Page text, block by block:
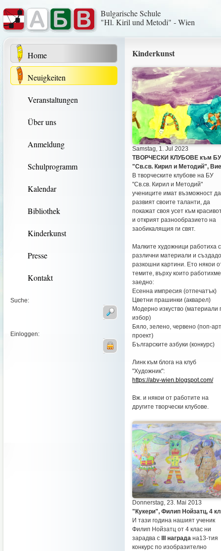
Bulgarische Schule
"Hl. Kiril und Metodi" - Wien
Home
Neuigkeiten
Veranstaltungen
Über uns
Anmeldung
Schulprogramm
Kalendar
Bibliothek
Kinderkunst
Presse
Kontakt
Suche:
Einloggen:
Kinderkunst
Samstag, 1. Jul 2023
ТВОРЧЕСКИ КЛУБОВЕ към БУ
"Св.св. Кирил и Методий",
В творческите клубове на БУ
"Св.св. Кирил и Методий"
учениците имат възможност да
развият своите таланти, да
покажат своя усет към
и открият разнообразието на
заобикалящия ги свят.
Малките художници работиха с
различни материали и
разкошни картини. Ето някои
темите, върху които работихме
заедно:
Есенна импресия (отпечатък)
Цветни прашинки (акварел)
Модерно изкуство (материали
избор)
Бяло, зелено, червено (поп-арт
проект)
Българските азбуки (конкурс)
Линк към блога на клуб
"Художник":
https://abv-wien.blogspot.com/
Вж. и някои от работите на
другите творчески клубове.
Donnerstag, 23. Mai 2013
"Кукери", Филип Нойзатц, 4
И тази година нашият ученик
Филип Нойзатц от 4 клас ни
зарадва с
ІІІ награда на13-тия
конкурс по изобразително